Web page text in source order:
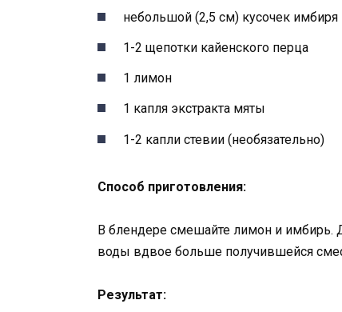
небольшой (2,5 см) кусочек имбиря
1-2 щепотки кайенского перца
1 лимон
1 капля экстракта мяты
1-2 капли стевии (необязательно)
Способ приготовления:
В блендере смешайте лимон и имбирь.
воды вдвое больше получившейся
Результат: